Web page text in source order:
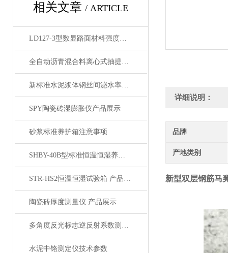
相关文章 / ARTICLE
LD127-3型数显路面材料强度试验仪产品展示
全自动沥青混合料离心式抽提仪（回流式）
新标准水泥浆体钢丝间泌水率试验仪毛细测定仪产品展示
SPY陶瓷砖湿膨胀仪产品展示
砂浆标准养护箱注意事项
SHBY-40B型标准恒温恒湿养护箱产品展示
STR-HS2恒温恒湿试验箱 产品展示
陶瓷砖厚度测量仪 产品展示
多角度反光标志逆反射系数测量仪产品展示
水泥中铬测定仪技术参数
详细说明：
品牌
产地类别
新型双层钢筋马